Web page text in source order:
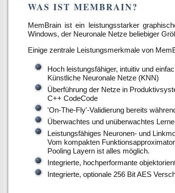
WAS IST MEMBRAIN?
MemBrain ist ein leistungsstarker
Windows, der Neuronale Netze beliebiger
Einige zentrale Leistungsmerkmale von
Hoch leistungsfähiger, intuitiv und
Künstliche Neuronale Netze (KNN)
Überführung der Netze in
C++ CodeCode
'On-The-Fly'-Validierung bereits
Überwachtes und unüberwachtes
Leistungsfähiges Neuronen- und
Vom kompakten
Pooling Layern ist alles möglich.
Integrierte, hochperformante
Integrierte, optionale 256 Bit AES